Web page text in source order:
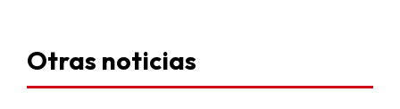
Otras noticias